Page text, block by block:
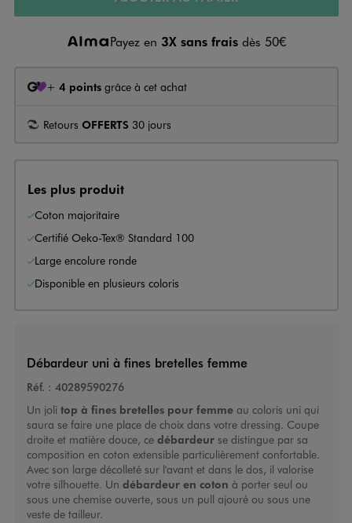
Payez en 3X sans frais dès 50€
+ 4 points grâce à cet achat
Retours OFFERTS 30 jours
Les plus produit
Coton majoritaire
Certifié Oeko-Tex® Standard 100
Large encolure ronde
Disponible en plusieurs coloris
Débardeur uni à fines bretelles femme
Réf. : 40289590276
Un joli top à fines bretelles pour femmeau coloris uni qui
saura se faire une place de choix dans votre dressing. Coupe
droite et matière douce, ce débardeurse distingue par sa
composition en coton extensible particulièrement confortable.
Avec son large décolleté sur l'avant et dans le dos, il valorise
votre silhouette. Un débardeur en coton à porter seul ou
sous une chemise ouverte, sous un pull ajouré ou sous une
veste de tailleur.